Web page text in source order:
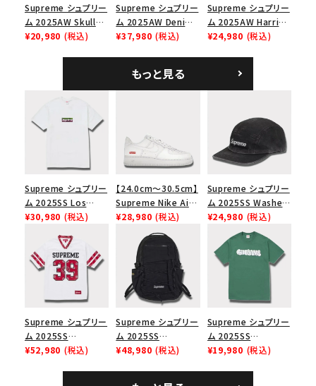
Supreme シュプリー
ム 2025AW Skull
Tee スカル Tシャ
¥20,980 (税込)
Supreme シュプリー
ム 2025AW Denim
Shoulder Bag デニ
¥37,980 (税込)
Supreme シュプリー
ム 2025AW Harris
Tweed Camp Cap
¥24,980 (税込)
もっと見る
Supreme シュプリー
ム 2025SS Los
Angeles Fire Relief
イヤーリリーフボック
スロゴTシャツ ホワ
イト 白
¥30,980 (税込)
【24.0cm～30.5cm】
Supreme Nike Air
Force 1 Low シュプ
リーム ナイキエアフォ
ース１スニーカー シ
ューズ ホワイト
¥28,980 (税込)
Supreme シュプリー
ム 2025SS Washed
Chino Twill Camp
Cap ウォッシュチノツ
イルキャンプキャップ
ブラック 黒
¥24,980 (税込)
Supreme シュプリー
ム 2025SS
Bandana Football
¥52,980 (税込)
Supreme シュプリー
ム 2025SS
Backpack バックパッ
¥48,980 (税込)
Supreme シュプリー
ム 2025SS
Homerun Tee ホー
¥19,980 (税込)